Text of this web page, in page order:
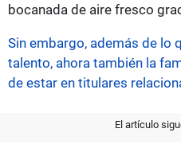
bocanada de aire fresco
Sin embargo, además de lo
talento, ahora también la
de estar en titulares
El artículo